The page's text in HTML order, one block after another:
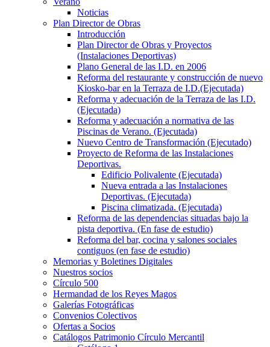
Noticias
Plan Director de Obras
Introducción
Plan Director de Obras y Proyectos
(Instalaciones Deportivas)
Plano General de las I.D. en 2006
Reforma del restaurante y construcción de nuevo
Kiosko-bar en la Terraza de I.D.(Ejecutada)
Reforma y adecuación de la Terraza de las I.D.
(Ejecutada)
Reforma y adecuación a normativa de las
Piscinas de Verano. (Ejecutada)
Nuevo Centro de Transformación (Ejecutado)
Proyecto de Reforma de las Instalaciones
Deportivas.
Edificio Polivalente (Ejecutada)
Nueva entrada a las Instalaciones
Deportivas. (Ejecutada)
Piscina climatizada. (Ejecutada)
Reforma de las dependencias situadas bajo la
pista deportiva. (En fase de estudio)
Reforma del bar, cocina y salones sociales
contiguos (en fase de estudio)
Memorias y Boletines Digitales
Nuestros socios
Círculo 500
Hermandad de los Reyes Magos
Galerías Fotográficas
Convenios Colectivos
Ofertas a Socios
Catálogos Patrimonio Círculo Mercantil